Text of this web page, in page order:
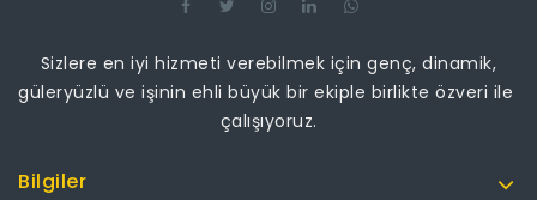
Sizlere en iyi hizmeti verebilmek için genç, dinamik,
güleryüzlü ve işinin ehli büyük bir ekiple birlikte özveri ile
çalışıyoruz.
Bilgiler